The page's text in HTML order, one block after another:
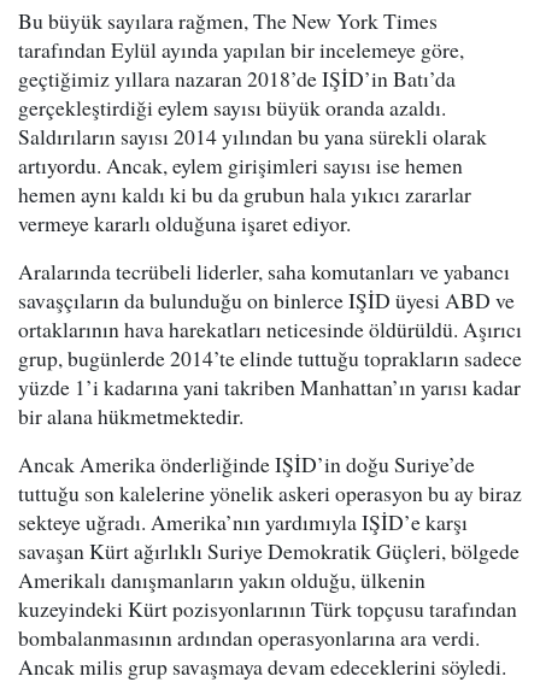
Bu büyük sayılara rağmen, The New York Times
tarafından Eylül ayında yapılan bir incelemeye göre,
geçtiğimiz yıllara nazaran 2018’de IŞİD’in Batı’da
gerçekleştirdiği eylem sayısı büyük oranda azaldı.
Saldırıların sayısı 2014 yılından bu yana sürekli olarak
artıyordu. Ancak, eylem girişimleri sayısı ise hemen
hemen aynı kaldı ki bu da grubun hala yıkıcı zararlar
vermeye kararlı olduğuna işaret ediyor.
Aralarında tecrübeli liderler, saha komutanları ve yabancı
savaşçıların da bulunduğu on binlerce IŞİD üyesi ABD ve
ortaklarının hava harekatları neticesinde öldürüldü. Aşırıcı
grup, bugünlerde 2014’te elinde tuttuğu toprakların sadece
yüzde 1’i kadarına yani takriben Manhattan’ın yarısı kadar
bir alana hükmetmektedir.
Ancak Amerika önderliğinde IŞİD’in doğu Suriye’de
tuttuğu son kalelerine yönelik askeri operasyon bu ay biraz
sekteye uğradı. Amerika’nın yardımıyla IŞİD’e karşı
savaşan Kürt ağırlıklı Suriye Demokratik Güçleri, bölgede
Amerikalı danışmanların yakın olduğu, ülkenin
kuzeyindeki Kürt pozisyonlarının Türk topçusu tarafından
bombalanmasının ardından operasyonlarına ara verdi.
Ancak milis grup savaşmaya devam edeceklerini söyledi.